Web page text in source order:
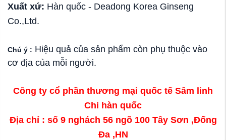
Xuất xứ: Hàn quốc - Deadong Korea Ginseng
Co.,Ltd.
Chú ý : Hiệu quả của sản phẩm còn phụ thuộc vào
cơ địa của mỗi người.
Công ty cổ phần thương mại quốc tế Sâm linh
Chi hàn quốc
Địa chỉ : số 9 nghách 56 ngõ 100 Tây Sơn ,Đống
Đa ,HN